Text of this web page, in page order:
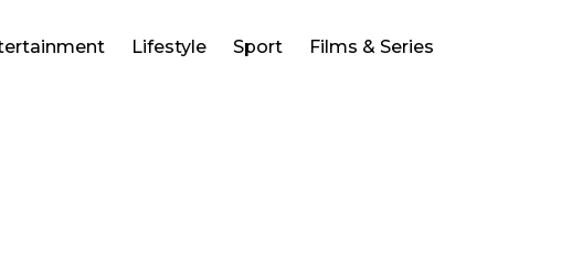
Lifestyle Sport Films & Series